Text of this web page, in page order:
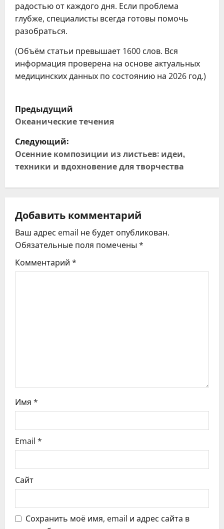
радостью от каждого дня. Если проблема
глубже, специалисты всегда готовы помочь
разобраться.
(Объём статьи превышает 1600 слов. Вся
информация проверена на основе актуальных
медицинских данных по состоянию на 2026 год.)
Н
а
в
и
г
а
ц
и
я
и
я
Предыдущий
Океанические течения
Следующий:
Осенние композиции из листьев: идеи,
техники и вдохновение для творчества
Добавить комментарий
Ваш адрес email не будет опубликован.
Обязательные поля помечены *
Комментарий *
Имя *
Email *
Сайт
Сохранить моё имя, email и адрес сайта в